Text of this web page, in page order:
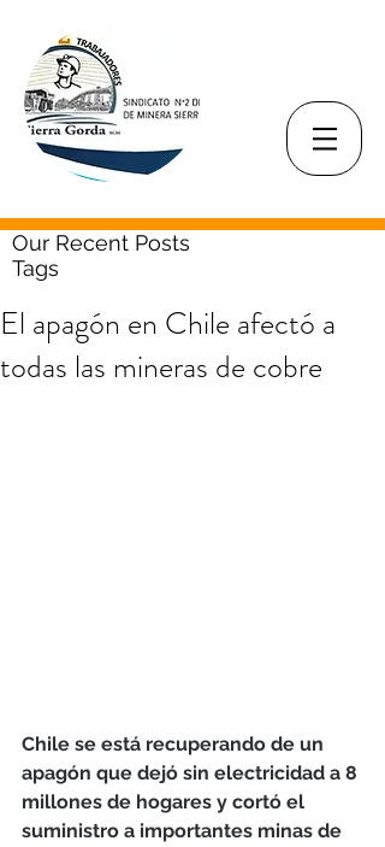
Our Recent Posts
Tags
El apagón en Chile afectó a
todas las mineras de cobre
Chile se está recuperando de un
apagón que dejó sin electricidad a 8
millones de hogares y cortó el
suministro a importantes minas de